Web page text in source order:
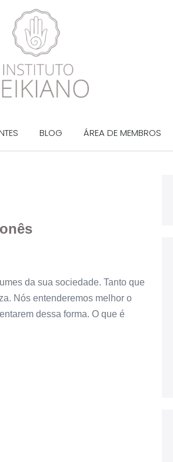
BLOG ÁREA DE MEMBROS
da sua sociedade. Tanto que
Nós entenderemos melhor o
dessa forma. O que é